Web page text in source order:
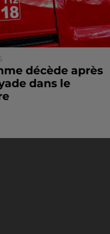
décède après
dans le